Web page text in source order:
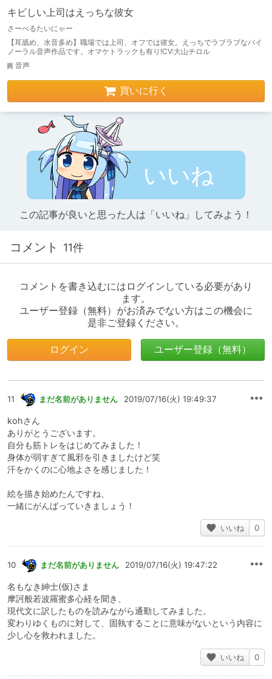
キビしい上司はえっちな彼女
さーべるたいにゃー
【耳舐め、水音多め】職場では上司、オフでは彼女。えっちでラブラブなバイ
ノーラル音声作品です。オマケトラックも有り!CV:大山チロル
音声
買いに行く
いいね
この記事が良いと思った人は「いいね」してみよう！
コメント 11件
コメントを書き込むにはログインしている必要があり
ます。
ユーザー登録（無料）がお済みでない方はこの機会に
是非ご登録ください。
ログイン ユーザー登録（無料）
11 まだ名前がありません 2019/07/16(火) 19:49:37
kohさん
ありがとうございます。
自分も筋トレをはじめてみました！
身体が弱すぎて風邪を引きましたけど笑
汗をかくのに心地よさを感じました！
絵を描き始めたんですね、
一緒にがんばっていきましょう！
いいね 0
10 まだ名前がありません 2019/07/16(火) 19:47:22
名もなき紳士(仮)さま
摩訶般若波羅蜜多心経を聞き、
現代文に訳したものを読みながら通勤してみました。
変わりゆくものに対して、固執することに意味がないという内容に
少し心を救われました。
いいね 0